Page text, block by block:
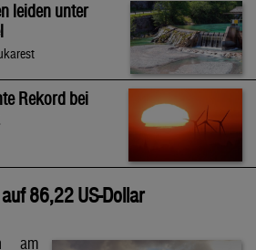
leiden unter
Rekord bei
86,22 US-Dollar
am